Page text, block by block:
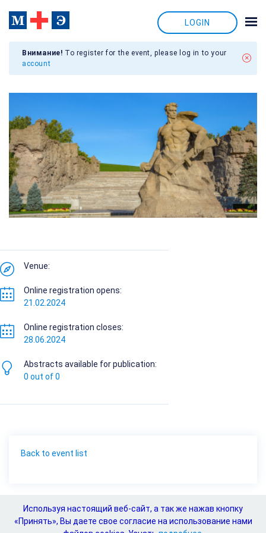
LOGIN
Внимание! To register for the event, please log in to your
account
Venue:
Online registration opens:
21.02.2024
Online registration closes:
28.06.2024
Abstracts available for publication:
0 out of 0
Back to event list
Используя настоящий веб-сайт, а так же нажав кнопку
«Принять», Вы даете свое согласие на использование нами